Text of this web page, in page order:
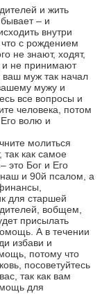
и жить
– и
внутри
с рождением
не знают, ходят,
и не принимают
муж так начал
мужу и
все вопросы и
человека, потом
волю и
молиться
так как самое
это Бог и Его
и 90й псалом, а
для старшей
вобщем,
присылать
А в течении
избави и
потому что
посоветуйтесь
так как вам
для